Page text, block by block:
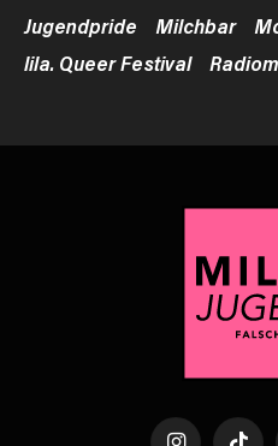
Jugendpride
Milchbar
lila. Queer Festival